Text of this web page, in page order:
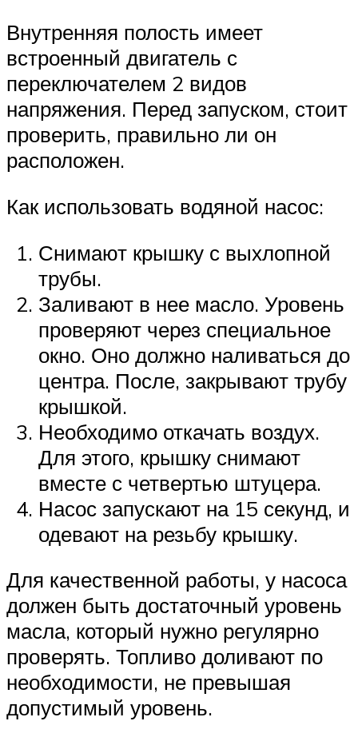
Внутренняя полость имеет
встроенный двигатель с
переключателем 2 видов
напряжения. Перед запуском, стоит
проверить, правильно ли он
расположен.
Как использовать водяной насос:
Снимают крышку с выхлопной
трубы.
Заливают в нее масло. Уровень
проверяют через специальное
окно. Оно должно наливаться до
центра. После, закрывают трубу
крышкой.
Необходимо откачать воздух.
Для этого, крышку снимают
вместе с четвертью штуцера.
Насос запускают на 15 секунд, и
одевают на резьбу крышку.
Для качественной работы, у насоса
должен быть достаточный уровень
масла, который нужно регулярно
проверять. Топливо доливают по
необходимости, не превышая
допустимый уровень.